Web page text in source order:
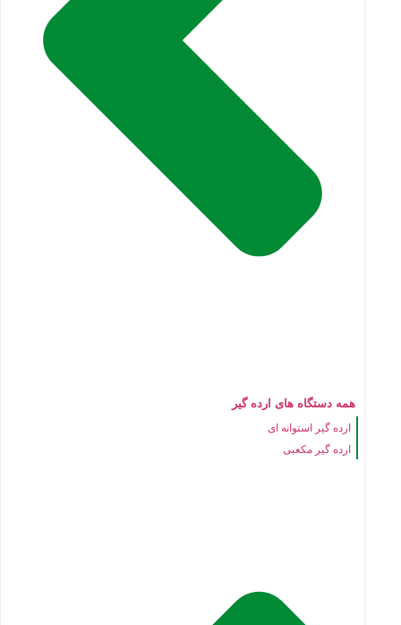
همه دستگاه های ارده گیر
ارده گیر استوانه ای
ارده گیر مکعبی